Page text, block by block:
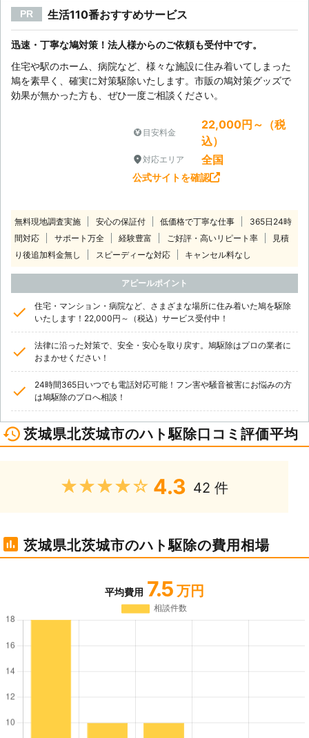
PR 生活110番おすすめサービス
迅速・丁寧な鳩対策！法人様からのご依頼も受付中です。
住宅や駅のホーム、病院など、様々な施設に住み着いてしまった
鳩を素早く、確実に対策駆除いたします。市販の鳩対策グッズで
効果が無かった方も、ぜひ一度ご相談ください。
目安料金
22,000円～（税
込）
対応エリア 全国
公式サイトを確認
無料現地調査実施 安心の保証付 低価格で丁寧な仕事
365日24時
間対応
サポート万全 経験豊富 ご好評・高いリピート率
見積
り後追加料金無し
スピーディーな対応 キャンセル料なし
アピールポイント
住宅・マンション・病院など、さまざまな場所に住み着いた鳩を駆除
いたします！22,000円～（税込）サービス受付中！
法律に沿った対策で、安全・安心を取り戻す。鳩駆除はプロの業者に
おまかせください！
24時間365日いつでも電話対応可能！フン害や騒音被害にお悩みの方
は鳩駆除のプロへ相談！
茨城県北茨城市のハト駆除口コミ評価平均
★★★★★ 4.3 42 件
茨城県北茨城市のハト駆除の費用相場
平均費用 7.5 万円